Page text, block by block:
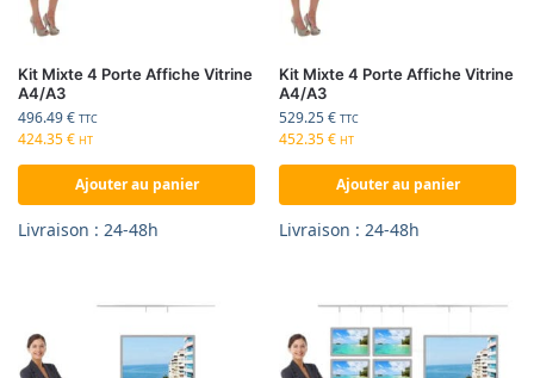
Kit Mixte 4 Porte Affiche Vitrine
A4/A3
496.49€ TTC
424.35€ HT
Ajouter au panier
Livraison : 24-48h
Kit Mixte 4 Porte Affiche Vitrine
A4/A3
529.25€ TTC
452.35€ HT
Ajouter au panier
Livraison : 24-48h